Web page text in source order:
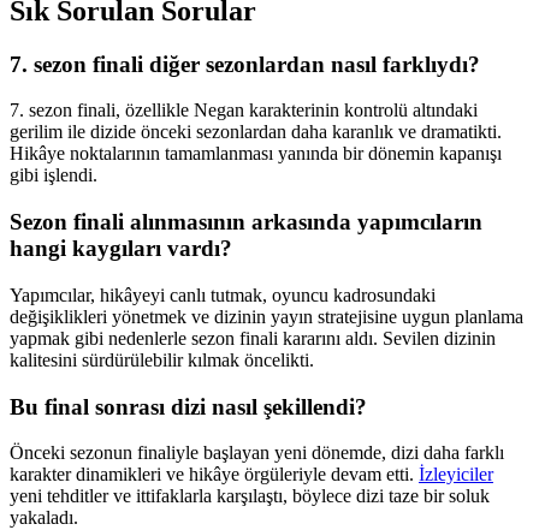
Sık Sorulan Sorular
7. sezon finali diğer sezonlardan nasıl farklıydı?
7. sezon finali, özellikle Negan karakterinin kontrolü altındaki
gerilim ile dizide önceki sezonlardan daha karanlık ve dramatikti.
Hikâye noktalarının tamamlanması yanında bir dönemin kapanışı
gibi işlendi.
Sezon finali alınmasının arkasında yapımcıların
hangi kaygıları vardı?
Yapımcılar, hikâyeyi canlı tutmak, oyuncu kadrosundaki
değişiklikleri yönetmek ve dizinin yayın stratejisine uygun planlama
yapmak gibi nedenlerle sezon finali kararını aldı. Sevilen dizinin
kalitesini sürdürülebilir kılmak öncelikti.
Bu final sonrası dizi nasıl şekillendi?
Önceki sezonun finaliyle başlayan yeni dönemde, dizi daha farklı
karakter dinamikleri ve hikâye örgüleriyle devam etti. İzleyiciler
yeni tehditler ve ittifaklarla karşılaştı, böylece dizi taze bir soluk
yakaladı.